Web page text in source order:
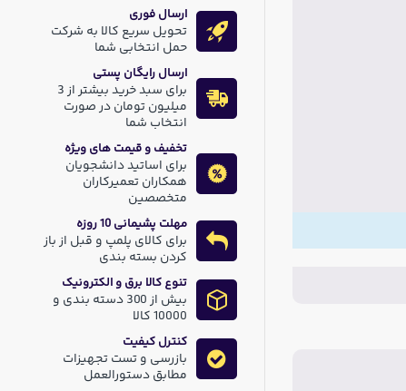
ارسال فوری
تحویل سریع کالا به شرکت
حمل انتخابی شما
ارسال رایگان پستی
برای سبد خرید بیشتر از 3
میلیون تومان در صورت
انتخاب شما
تخفیف و قیمت های ویژه
برای اساتید دانشجویان
همکاران تعمیرکاران
متخصصین
مهلت پشیمانی 10 روزه
برای کالای پلمپ و قبل از باز
کردن بسته بندی
تنوع کالا برق و الکترونیک
بیش از 300 دسته بندی و
10000 کالا
کنترل کیفیت
بازرسی و تست تجهیزات
مطابق دستورالعمل